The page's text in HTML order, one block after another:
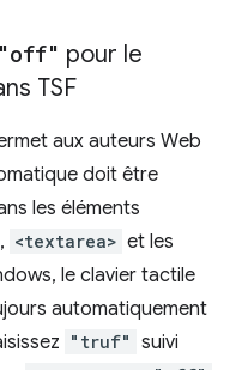
pour le
TSF
aux auteurs Web
doit être
les éléments
, <textarea> et les
le clavier tactile
automatiquement
"truf" suivi